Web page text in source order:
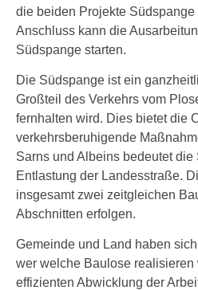
die beiden Projekte
Anschluss kann die
Südspange starten.
Die Südspange ist ein
Großteil des Verkehrs vom
fernhalten wird. Dies bietet die
verkehrsberuhigende
Sarns und Albeins bedeutet
Entlastung der Landesstraße.
insgesamt zwei zeitgleichen
Abschnitten erfolgen.
Gemeinde und Land haben
wer welche Baulose realisieren
effizienten Abwicklung der